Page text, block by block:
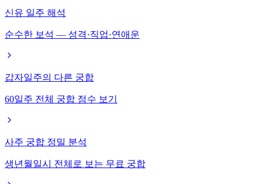
신유 일주 해석
순수한 보석 — 성격·직업·연애운
갑자일주의 다른 궁합
60일주 전체 궁합 점수 보기
사주 궁합 정밀 분석
생년월일시 전체로 보는 무료 궁합